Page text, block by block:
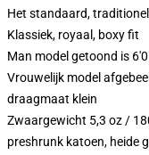
Het standaard,
Klassiek, royaal, boxy fit
Man model getoond is
Vrouwelijk model
draagmaat klein
Zwaargewicht 5,3 oz /
preshrunk katoen, heide